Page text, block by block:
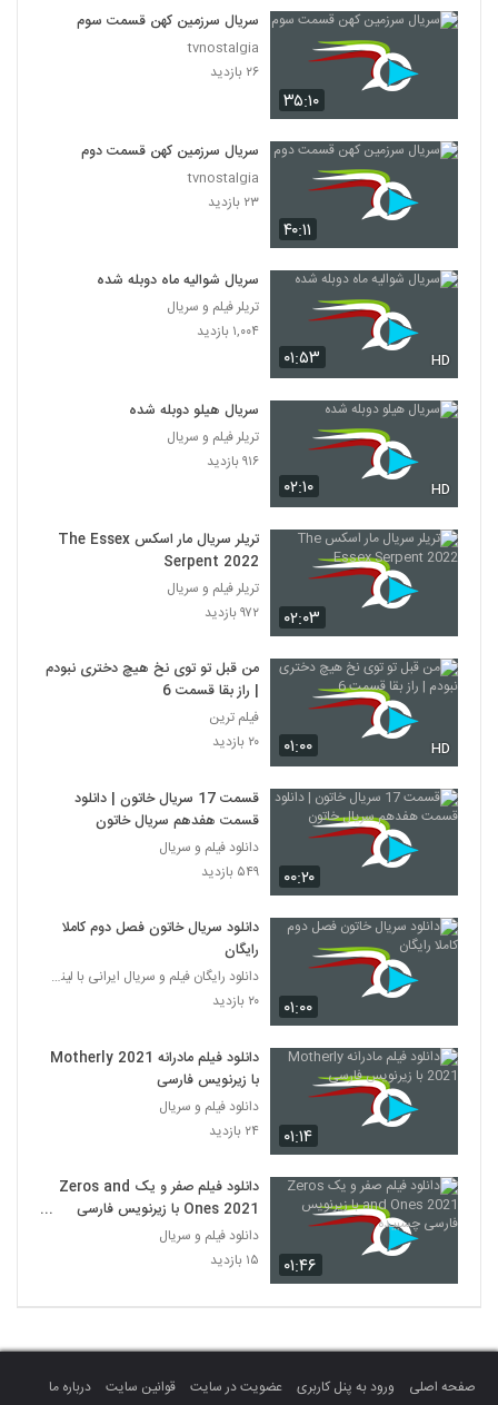
۳۵:۱۰
سریال سرزمین کهن قسمت سوم
tvnostalgia
۲۶ بازدید
۴۰:۱۱
سریال سرزمین کهن قسمت دوم
tvnostalgia
۲۳ بازدید
۰۱:۵۳ HD
سریال شوالیه ماه دوبله شده
تریلر فیلم و سریال
۱,۰۰۴ بازدید
۰۲:۱۰ HD
سریال هیلو دوبله شده
تریلر فیلم و سریال
۹۱۶ بازدید
۰۲:۰۳
تریلر سریال مار اسکس The Essex
Serpent 2022
تریلر فیلم و سریال
۹۷۲ بازدید
۰۱:۰۰ HD
من قبل تو توی نخ هیچ دختری نبودم
| راز بقا قسمت 6
فیلم ترین
۲۰ بازدید
۰۰:۲۰
قسمت 17 سریال خاتون | دانلود
قسمت هفدهم سریال خاتون
دانلود فیلم و سریال
۵۴۹ بازدید
۰۱:۰۰
دانلود سریال خاتون فصل دوم کاملا
رایگان
دانلود رایگان فیلم و سریال ایرانی با لینک مستقیم
۲۰ بازدید
۰۱:۱۴
دانلود فیلم مادرانه Motherly 2021
با زیرنویس فارسی
دانلود فیلم و سریال
۲۴ بازدید
۰۱:۴۶
دانلود فیلم صفر و یک Zeros and
Ones 2021 با زیرنویس فارسی
چسبیده
دانلود فیلم و سریال
۱۵ بازدید
صفحه اصلی ورود به پنل کاربری عضویت در سایت قوانین سایت
درباره ما